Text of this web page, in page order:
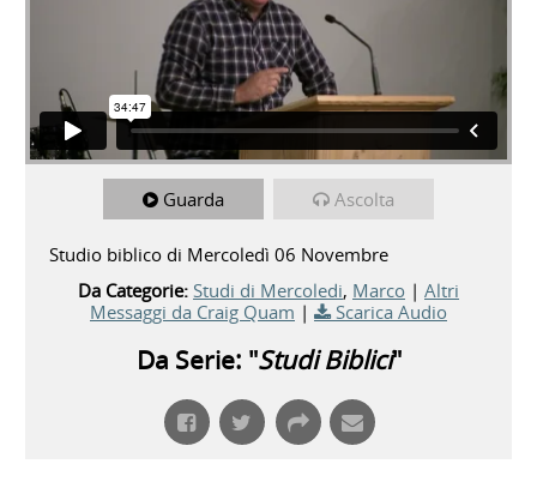
Guarda Ascolta
Studio biblico di Mercoledì 06 Novembre
Da Categorie: Studi di Mercoledi, Marco | Altri
Messaggi da Craig Quam | Scarica Audio
Da Serie: "Studi Biblici"